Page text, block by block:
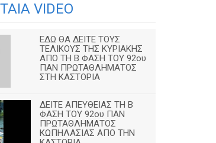
VIDEO
ΕΔΩ ΘΑ ΔΕΙΤΕ ΤΟΥΣ
ΤΕΛΙΚΟΥΣ ΤΗΣ ΚΥΡΙΑΚΗΣ
ΑΠΟ ΤΗ Β ΦΑΣΗ ΤΟΥ 92ου
ΠΑΝ ΠΡΩΤΑΘΛΗΜΑΤΟΣ
ΣΤΗ ΚΑΣΤΟΡΙΑ
ΔΕΙΤΕ ΑΠΕΥΘΕΙΑΣ ΤΗ Β
ΦΑΣΗ ΤΟΥ 92ου ΠΑΝ
ΠΡΩΤΑΘΛΗΜΑΤΟΣ
ΚΩΠΗΛΑΣΙΑΣ ΑΠΟ ΤΗΝ